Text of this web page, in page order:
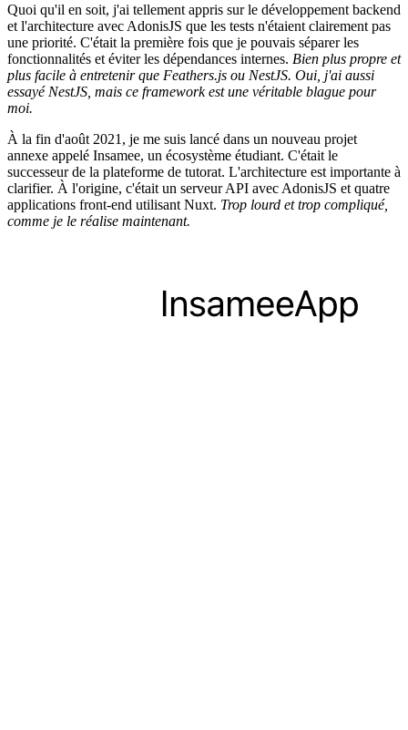
Quoi qu'il en soit, j'ai tellement appris sur le développement backend
et l'architecture avec AdonisJS que les tests n'étaient clairement pas
une priorité. C'était la première fois que je pouvais séparer les
fonctionnalités et éviter les dépendances internes. Bien plus propre et
plus facile à entretenir que Feathers.js ou NestJS. Oui, j'ai aussi
essayé NestJS, mais ce framework est une véritable blague pour
moi.
À la fin d'août 2021, je me suis lancé dans un nouveau projet
annexe appelé Insamee, un écosystème étudiant. C'était le
successeur de la plateforme de tutorat. L'architecture est importante à
clarifier. À l'origine, c'était un serveur API avec AdonisJS et quatre
applications front-end utilisant Nuxt. Trop lourd et trop compliqué,
comme je le réalise maintenant.